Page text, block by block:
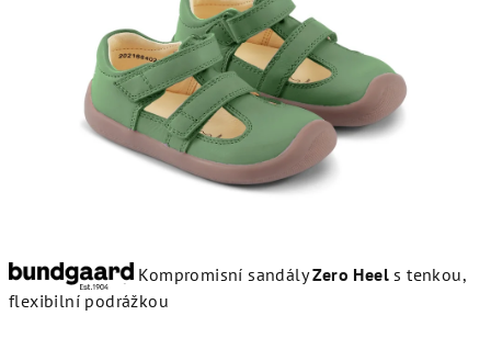
Kompromisní sandályZero Heel s tenkou,
flexibilní podrážkou
hvězdiček.